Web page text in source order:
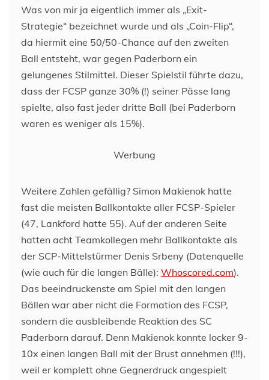
Was von mir ja eigentlich immer als „Exit-
Strategie“ bezeichnet wurde und als „Coin-Flip“,
da hiermit eine 50/50-Chance auf den zweiten
Ball entsteht, war gegen Paderborn ein
gelungenes Stilmittel. Dieser Spielstil führte dazu,
dass der FCSP ganze 30% (!) seiner Pässe lang
spielte, also fast jeder dritte Ball (bei Paderborn
waren es weniger als 15%).
Werbung
Weitere Zahlen gefällig? Simon Makienok hatte
fast die meisten Ballkontakte aller FCSP-Spieler
(47, Lankford hatte 55). Auf der anderen Seite
hatten acht Teamkollegen mehr Ballkontakte als
der SCP-Mittelstürmer Denis Srbeny (Datenquelle
(wie auch für die langen Bälle): Whoscored.com).
Das beeindruckenste am Spiel mit den langen
Bällen war aber nicht die Formation des FCSP,
sondern die ausbleibende Reaktion des SC
Paderborn darauf. Denn Makienok konnte locker 9-
10x einen langen Ball mit der Brust annehmen (!!!),
weil er komplett ohne Gegnerdruck angespielt